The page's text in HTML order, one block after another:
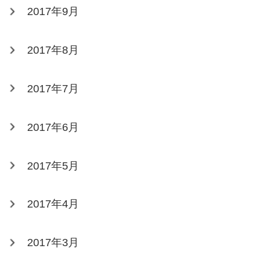
2017年9月
2017年8月
2017年7月
2017年6月
2017年5月
2017年4月
2017年3月